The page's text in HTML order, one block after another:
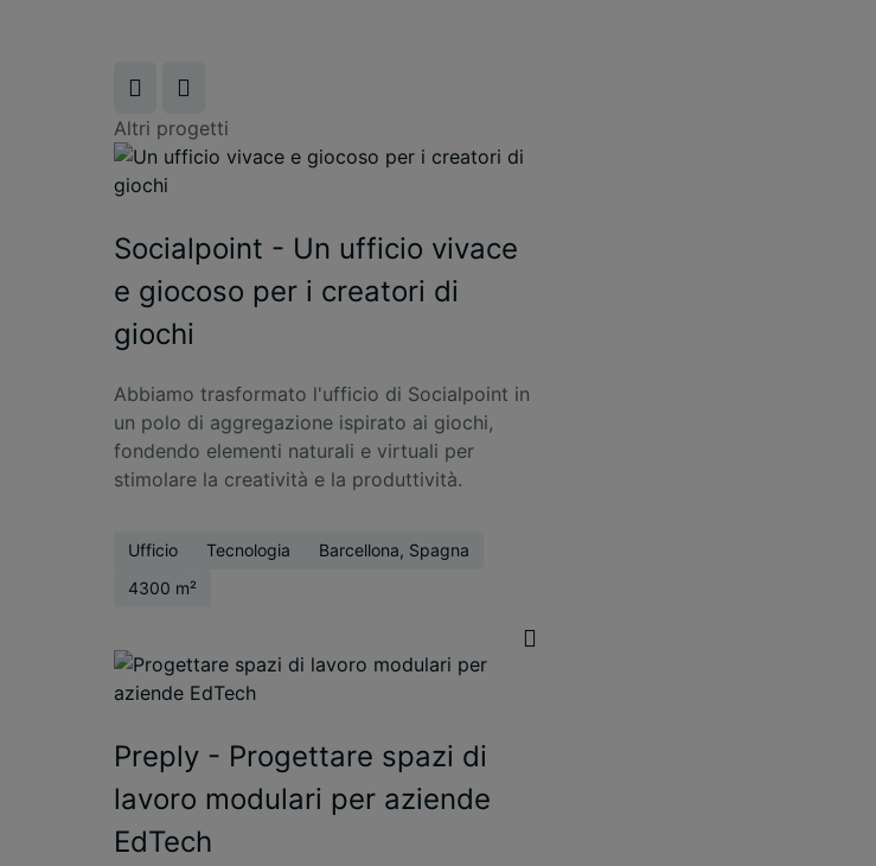
Altri progetti
Socialpoint - Un ufficio vivace
e giocoso per i creatori di
giochi
Abbiamo trasformato l'ufficio di Socialpoint in
un polo di aggregazione ispirato ai giochi,
fondendo elementi naturali e virtuali per
stimolare la creatività e la produttività.
Ufficio Tecnologia
Barcellona, Spagna
4300 m²
Preply - Progettare spazi di
lavoro modulari per aziende
EdTech